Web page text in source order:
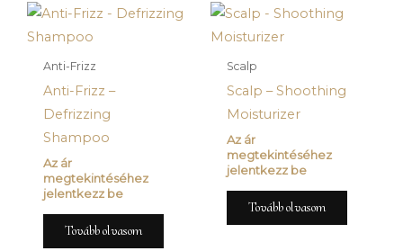
Anti-Frizz
Anti-Frizz –
Defrizzing
Shampoo
Az ár
megtekintéséhez
jelentkezz be
Tovább olvasom
Scalp
Scalp – Shoothing
Moisturizer
Az ár
megtekintéséhez
jelentkezz be
Tovább olvasom